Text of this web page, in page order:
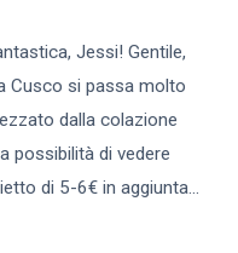
Jessi! Gentile,
Cusco si passa molto
dalla colazione
possibilità di vedere
di 5-6€ in aggiunta...